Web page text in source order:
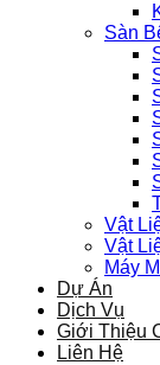
Sàn
Vật
Vật
Máy
Dự Án
Dịch Vụ
Giới Thiệu
Liên Hệ